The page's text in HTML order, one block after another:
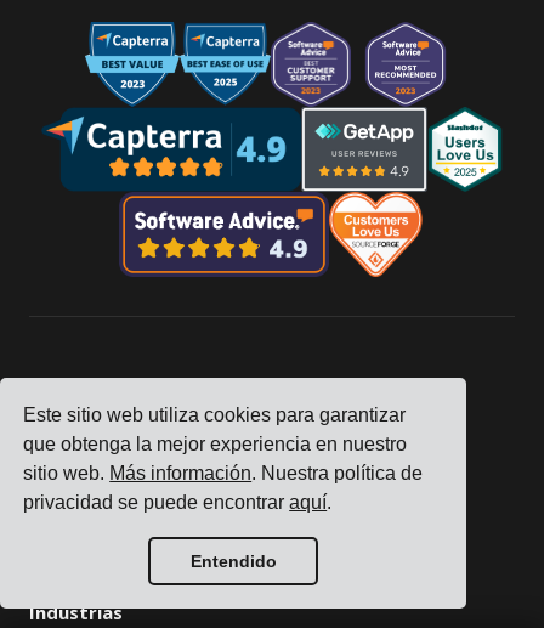
Este sitio web utiliza cookies para garantizar
que obtenga la mejor experiencia en nuestro
sitio web. Más información. Nuestra política de
privacidad se puede encontraraquí.
Entendido
Seguimiento
Precios
Historias de Clientes
Industrias